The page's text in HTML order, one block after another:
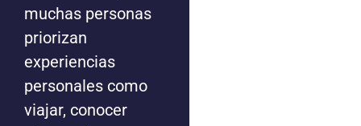
muchas personas
priorizan
experiencias
personales como
viajar, conocer